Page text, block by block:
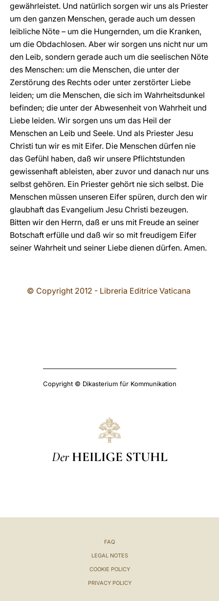
gewährleistet. Und natürlich sorgen wir uns als Priester
um den ganzen Menschen, gerade auch um dessen
leibliche Nöte – um die Hungernden, um die Kranken,
um die Obdachlosen. Aber wir sorgen uns nicht nur um
den Leib, sondern gerade auch um die seelischen Nöte
des Menschen: um die Menschen, die unter der
Zerstörung des Rechts oder unter zerstörter Liebe
leiden; um die Menschen, die sich im Wahrheitsdunkel
befinden; die unter der Abwesenheit von Wahrheit und
Liebe leiden. Wir sorgen uns um das Heil der
Menschen an Leib und Seele. Und als Priester Jesu
Christi tun wir es mit Eifer. Die Menschen dürfen nie
das Gefühl haben, daß wir unsere Pflichtstunden
gewissenhaft ableisten, aber zuvor und danach nur uns
selbst gehören. Ein Priester gehört nie sich selbst. Die
Menschen müssen unseren Eifer spüren, durch den wir
glaubhaft das Evangelium Jesu Christi bezeugen.
Bitten wir den Herrn, daß er uns mit Freude an seiner
Botschaft erfülle und daß wir so mit freudigem Eifer
seiner Wahrheit und seiner Liebe dienen dürfen. Amen.
© Copyright 2012 - Libreria Editrice Vaticana
Copyright © Dikasterium für Kommunikation
Der HEILIGE STUHL
FAQ
LEGAL NOTES
COOKIE POLICY
PRIVACY POLICY